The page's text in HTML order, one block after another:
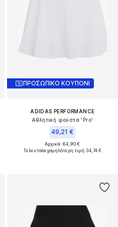
ΠΡΟΣΩΠΙΚΟ ΚΟΥΠΟΝΙ
ADIDAS PERFORMANCE
Αθλητική φούστα 'Pro'
49,21 €
Αρχικά: 64,90 €
Τελευταία χαμηλότερη τιμή:34,74 €